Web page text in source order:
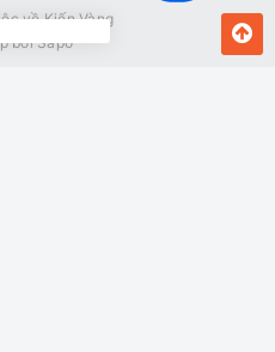
về Kiến Vàng
bởiSapo